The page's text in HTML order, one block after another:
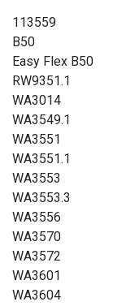
113559
B50
Easy Flex B50
RW9351.1
WA3014
WA3549.1
WA3551
WA3551.1
WA3553
WA3553.3
WA3556
WA3570
WA3572
WA3601
WA3604